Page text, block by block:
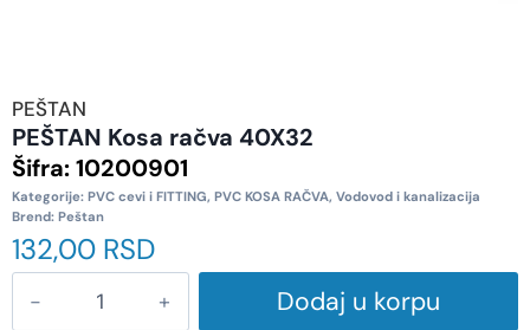
PEŠTAN
PEŠTAN Kosa račva 40X32
Šifra:10200901
Kategorije: PVC cevi i FITTING, PVC KOSA RAČVA, Vodovod i kanalizacija
Brend: Peštan
132,00 RSD
Dodaj u korpu